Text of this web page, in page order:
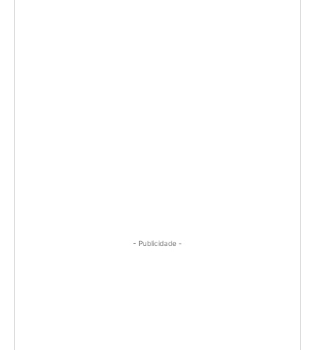
- Publicidade -